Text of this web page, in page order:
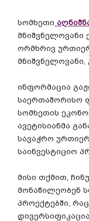
სომხეთი
მნიშვნელოვანი
ორმხრივ
ინფორმაცია
საერთაშორისო
სომხეთის
ავეტისიანმა
სავაჭრო
საინვესტიციო
მისი თქმით,
მონაწილეობენ
პროექტებში,